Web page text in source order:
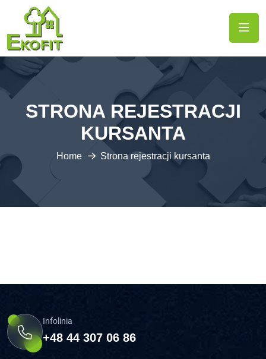
STRONA REJESTRACJI
KURSANTA
Home Strona rejestracji kursanta
Infolinia
+48 44 307 06 86